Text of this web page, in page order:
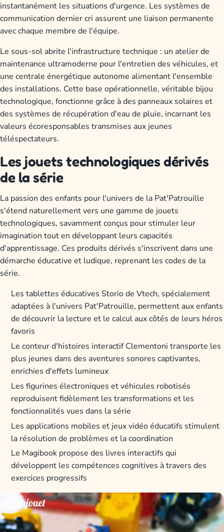
instantanément les situations d'urgence. Les systèmes de
communication dernier cri assurent une liaison permanente
avec chaque membre de l'équipe.
Le sous-sol abrite l'infrastructure technique : un atelier de
maintenance ultramoderne pour l'entretien des véhicules, et
une centrale énergétique autonome alimentant l'ensemble
des installations. Cette base opérationnelle, véritable bijou
technologique, fonctionne grâce à des panneaux solaires et
des systèmes de récupération d'eau de pluie, incarnant les
valeurs écoresponsables transmises aux jeunes
téléspectateurs.
Les jouets technologiques dérivés
de la série
La passion des enfants pour l'univers de la Pat'Patrouille
s'étend naturellement vers une gamme de jouets
technologiques, savamment conçus pour stimuler leur
imagination tout en développant leurs capacités
d'apprentissage. Ces produits dérivés s'inscrivent dans une
démarche éducative et ludique, reprenant les codes de la
série.
Les tablettes éducatives Storio de Vtech, spécialement
adaptées à l'univers Pat'Patrouille, permettent aux enfants
de découvrir la lecture et le calcul aux côtés de leurs héros
favoris
Le conteur d'histoires interactif Clementoni transporte les
plus jeunes dans des aventures sonores captivantes,
enrichies d'effets lumineux
Les figurines électroniques et véhicules robotisés
reproduisent fidèlement les transformations et les
fonctionnalités vues dans la série
Les applications mobiles et jeux vidéo éducatifs stimulent
la résolution de problèmes et la coordination
Le Magibook propose des livres interactifs qui
développent les compétences cognitives à travers des
exercices progressifs